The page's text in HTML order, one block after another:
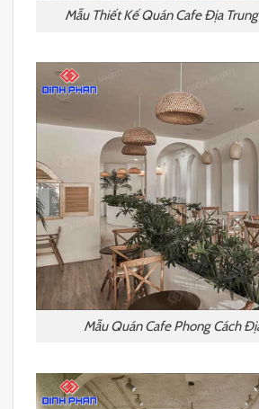
Mẫu Thiết Kế Quán Cafe Địa
Mẫu Quán Cafe Phong Cách